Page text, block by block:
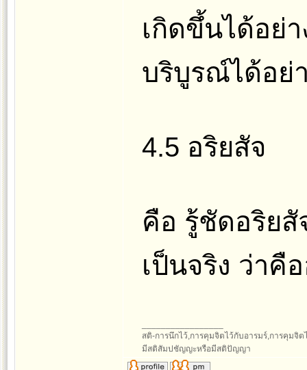
เกิดขึ้นได้อย่
บริบูรณ์ได้อย่
4.5 อริยสัจ
คือ รู้ชัดอริยสั
เป็นจริง ว่าคื
สติ-การนึกไว้,การคุมจิตไว้กับอารมร์,การคุมจิ
มีสติสัมปชัญญะหรือมีสติปัญญา